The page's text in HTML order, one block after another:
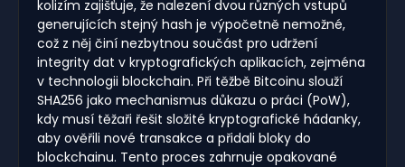
kolizím zajišťuje, že nalezení dvou různých vstupů
generujících stejný hash je výpočetně nemožné,
což z něj činí nezbytnou součást pro udržení
integrity dat v kryptografických aplikacích, zejména
v technologii blockchain. Při těžbě Bitcoinu slouží
SHA256 jako mechanismus důkazu o práci (PoW),
kdy musí těžaři řešit složité kryptografické hádanky,
aby ověřili nové transakce a přidali bloky do
blockchainu. Tento proces zahrnuje opakované